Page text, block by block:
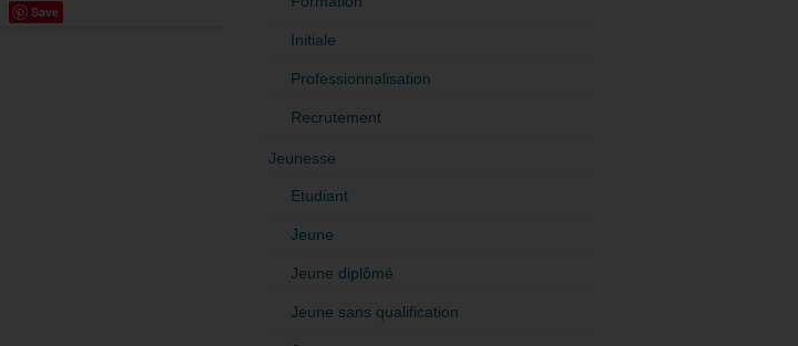
Save
Initiale
Professionnalisation
Recrutement
Jeunesse
Etudiant
Jeune
Jeune diplômé
Jeune sans qualification